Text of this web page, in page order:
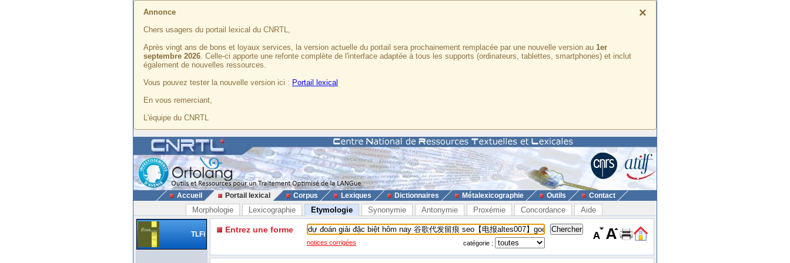
×
Annonce
Chers usagers du portail lexical du CNRTL,
Après vingt ans de bons et loyaux services, la version actuelle du portail sera prochainement remplacée par une nouvelle version au 1er
septembre 2026. Celle-ci apporte une refonte complète de l'interface adaptée à tous les supports (ordinateurs, tablettes, smartphones) et inclut
également de nouvelles ressources.
Vous pouvez tester la nouvelle version ici : Portail lexical
En vous remerciant,
L'équipe du CNRTL
Accueil Portail lexical Corpus Lexiques Dictionnaires Métalexicographie Outils Contact
Morphologie Lexicographie Etymologie Synonymie Antonymie Proxémie Concordance Aide
TLFi Entrez une forme
notices corrigées catégorie :